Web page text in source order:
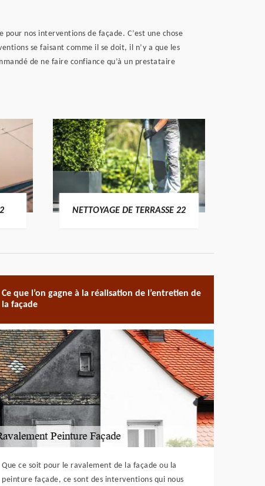
nos interventions de façade. C’est une chose
se faisant comme il se doit, il n’y a que les
de ne faire confiance qu’à un prestataire
NETTOYAGE DE TERRASSE 22
Ce que l’on gagne à la réalisation de l’entretien de
la façade
Que ce soit pour le ravalement de la façade ou la
peinture façade, ce sont des interventions qui nous